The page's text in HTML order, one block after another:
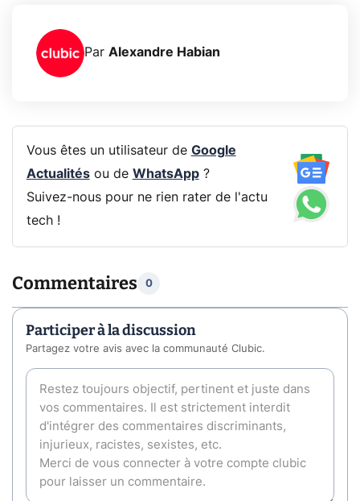
Par Alexandre Habian
Vous êtes un utilisateur de Google
Actualitésou de WhatsApp?
Suivez-nous pour ne rien rater de l'actu
tech !
Commentaires 0
Participer à la discussion
Partagez votre avis avec la communauté Clubic.